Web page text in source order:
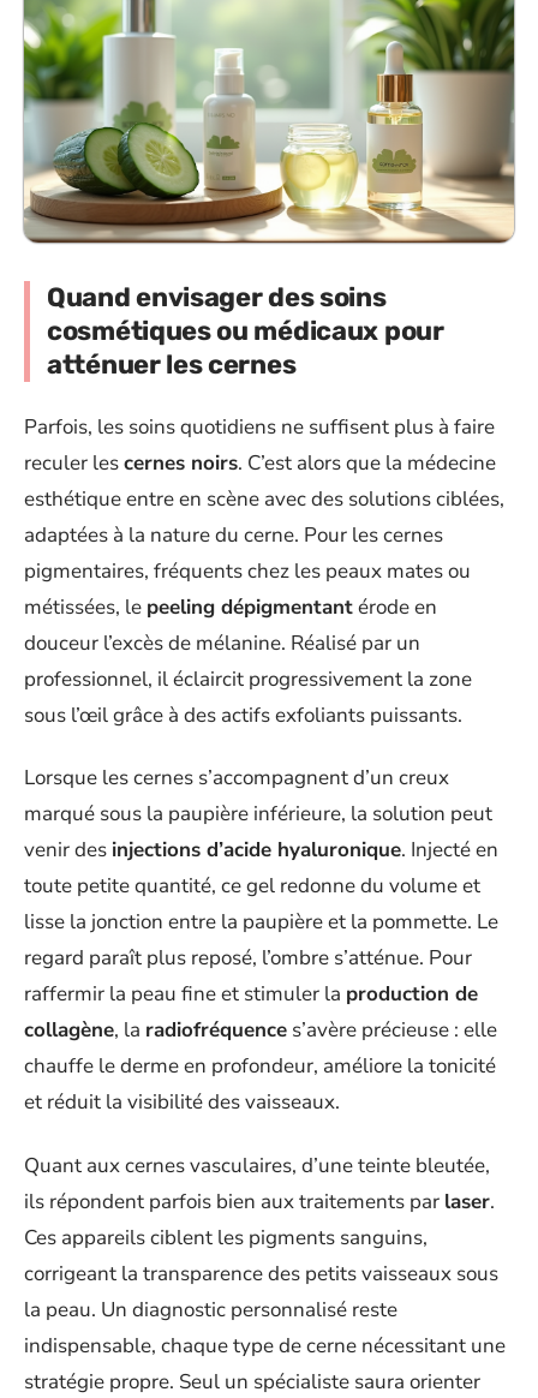
Quand envisager des soins
cosmétiques ou médicaux pour
atténuer les cernes
Parfois, les soins quotidiens ne suffisent plus à faire
reculer lescernes noirs. C’est alors que la médecine
esthétique entre en scène avec des solutions ciblées,
adaptées à la nature du cerne. Pour les cernes
pigmentaires, fréquents chez les peaux mates ou
métissées, le peeling dépigmentantérode en
douceur l’excès de mélanine. Réalisé par un
professionnel, il éclaircit progressivement la zone
sous l’œil grâce à des actifs exfoliants puissants.
Lorsque les cernes s’accompagnent d’un creux
marqué sous la paupière inférieure, la solution peut
venir des injections d’acide hyaluronique. Injecté en
toute petite quantité, ce gel redonne du volume et
lisse la jonction entre la paupière et la pommette. Le
regard paraît plus reposé, l’ombre s’atténue. Pour
raffermir la peau fine et stimuler la production de
collagène, la radiofréquence s’avère précieuse : elle
chauffe le derme en profondeur, améliore la tonicité
et réduit la visibilité des vaisseaux.
Quant aux cernes vasculaires, d’une teinte bleutée,
ils répondent parfois bien aux traitements par laser.
Ces appareils ciblent les pigments sanguins,
corrigeant la transparence des petits vaisseaux sous
la peau. Un diagnostic personnalisé reste
indispensable, chaque type de cerne nécessitant une
stratégie propre. Seul un spécialiste saura orienter